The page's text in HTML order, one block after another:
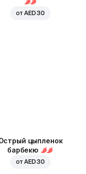
от AED 30
цыпленок
барбекю
от AED 30